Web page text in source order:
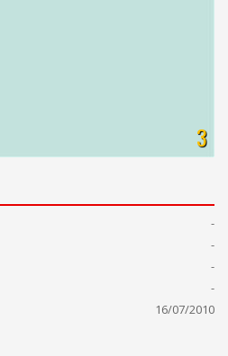
3
-
-
-
-
16/07/2010